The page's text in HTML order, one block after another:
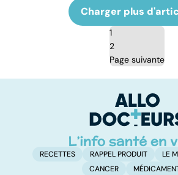
Charger plus
1
2
Page suivante
RECETTES RAPPEL PRODUIT
LE
CANCER